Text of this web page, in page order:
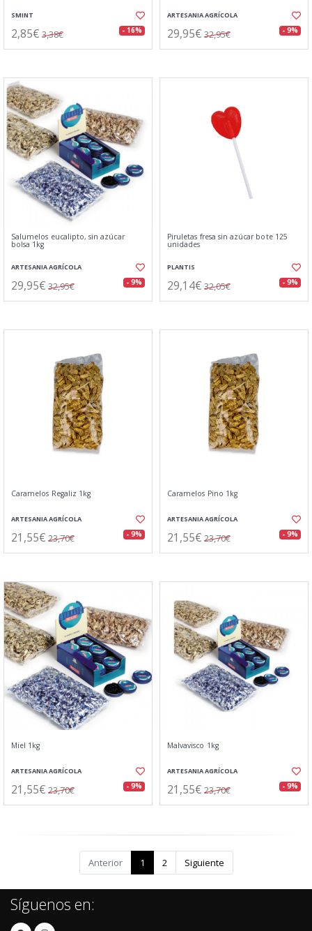
SMINT
2,85€ 3,38€ - 16%
ARTESANIA AGRÍCOLA
29,95€ 32,95€ - 9%
Salumelos eucalipto, sin azúcar
bolsa 1kg
ARTESANIA AGRÍCOLA
29,95€ 32,95€ - 9%
Piruletas fresa sin azúcar bote 125
unidades
PLANTIS
29,14€ 32,05€ - 9%
Caramelos Regaliz 1kg
ARTESANIA AGRÍCOLA
21,55€ 23,70€ - 9%
Caramelos Pino 1kg
ARTESANIA AGRÍCOLA
21,55€ 23,70€ - 9%
Miel 1kg
ARTESANIA AGRÍCOLA
21,55€ 23,70€ - 9%
Malvavisco 1kg
ARTESANIA AGRÍCOLA
21,55€ 23,70€ - 9%
Anterior 1 2 Siguiente
Síguenos en: